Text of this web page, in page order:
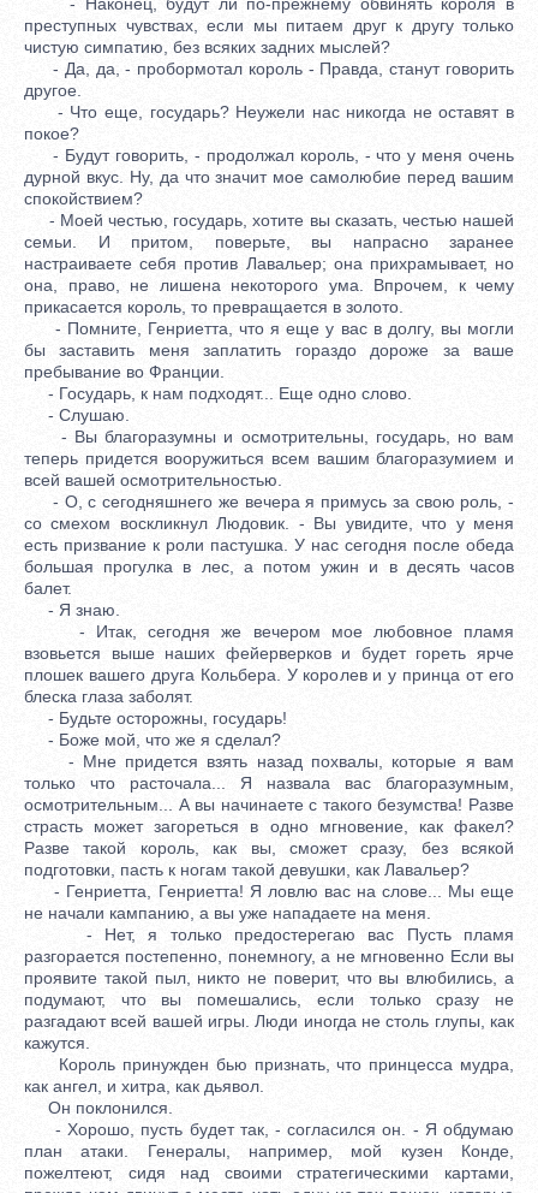
преступных чувствах, если мы питаем друг к другу только
чистую симпатию, без всяких задних мыслей?
- Да, да, - пробормотал король - Правда, станут говорить
другое.
- Что еще, государь? Неужели нас никогда не оставят в
покое?
- Будут говорить, - продолжал король, - что у меня очень
дурной вкус. Ну, да что значит мое самолюбие перед вашим
спокойствием?
- Моей честью, государь, хотите вы сказать, честью нашей
семьи. И притом, поверьте, вы напрасно заранее
настраиваете себя против Лавальер; она прихрамывает, но
она, право, не лишена некоторого ума. Впрочем, к чему
прикасается король, то превращается в золото.
- Помните, Генриетта, что я еще у вас в долгу, вы могли
бы заставить меня заплатить гораздо дороже за ваше
пребывание во Франции.
- Государь, к нам подходят... Еще одно слово.
- Слушаю.
- Вы благоразумны и осмотрительны, государь, но вам
теперь придется вооружиться всем вашим благоразумием и
всей вашей осмотрительностью.
- О, с сегодняшнего же вечера я примусь за свою роль, -
со смехом воскликнул Людовик. - Вы увидите, что у меня
есть призвание к роли пастушка. У нас сегодня после обеда
большая прогулка в лес, а потом ужин и в десять часов
балет.
- Я знаю.
- Итак, сегодня же вечером мое любовное пламя
взовьется выше наших фейерверков и будет гореть ярче
плошек вашего друга Кольбера. У королев и у принца от его
блеска глаза заболят.
- Будьте осторожны, государь!
- Боже мой, что же я сделал?
- Мне придется взять назад похвалы, которые я вам
только что расточала... Я назвала вас благоразумным,
осмотрительным... А вы начинаете с такого безумства! Разве
страсть может загореться в одно мгновение, как факел?
Разве такой король, как вы, сможет сразу, без всякой
подготовки, пасть к ногам такой девушки, как Лавальер?
- Генриетта, Генриетта! Я ловлю вас на слове... Мы еще
не начали кампанию, а вы уже нападаете на меня.
- Нет, я только предостерегаю вас Пусть пламя
разгорается постепенно, понемногу, а не мгновенно Если вы
проявите такой пыл, никто не поверит, что вы влюбились, а
подумают, что вы помешались, если только сразу не
разгадают всей вашей игры. Люди иногда не столь глупы, как
кажутся.
Король принужден бью признать, что принцесса мудра,
как ангел, и хитра, как дьявол.
Он поклонился.
- Хорошо, пусть будет так, - согласился он. - Я обдумаю
план атаки. Генералы, например, мой кузен Конде,
пожелтеют, сидя над своими стратегическими картами,